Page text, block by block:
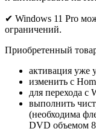
✔ Windows 11 Pro
ограничений.
Приобретенный
активация уже
изменить с
для перехода с
выполнить
(необходима
DVD объемом